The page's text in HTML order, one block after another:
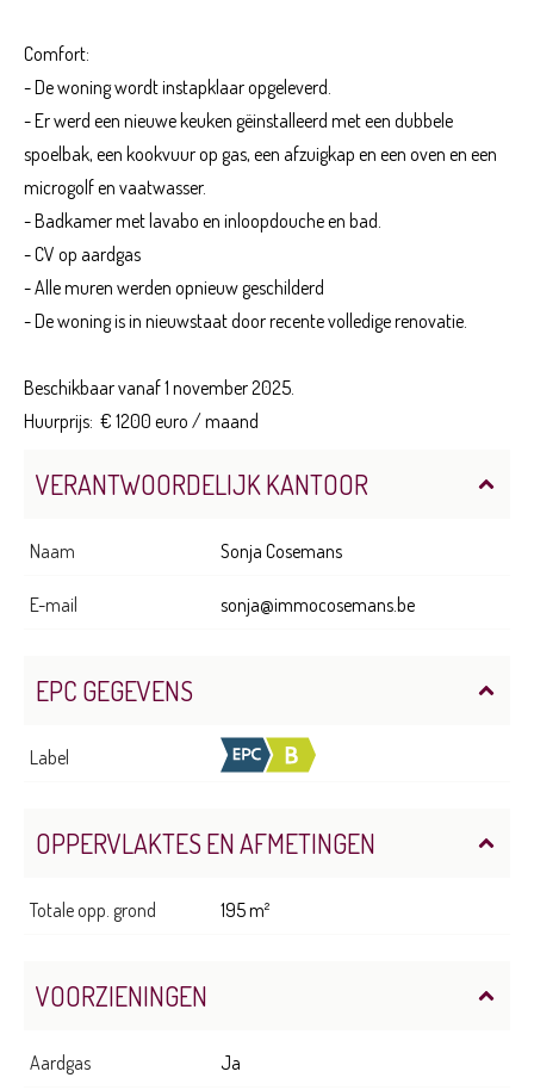
Comfort:
- De woning wordt instapklaar opgeleverd.
- Er werd een nieuwe keuken gëinstalleerd met een dubbele
spoelbak, een kookvuur op gas, een afzuigkap en een oven en een
microgolf en vaatwasser.
- Badkamer met lavabo en inloopdouche en bad.
- CV op aardgas
- Alle muren werden opnieuw geschilderd
- De woning is in nieuwstaat door recente volledige renovatie.
Beschikbaar vanaf 1 november 2025.
Huurprijs: € 1200 euro / maand
VERANTWOORDELIJK KANTOOR
Naam Sonja Cosemans
E-mail sonja@immocosemans.be
EPC GEGEVENS
Label
OPPERVLAKTES EN AFMETINGEN
Totale opp. grond 195 m²
VOORZIENINGEN
Aardgas Ja